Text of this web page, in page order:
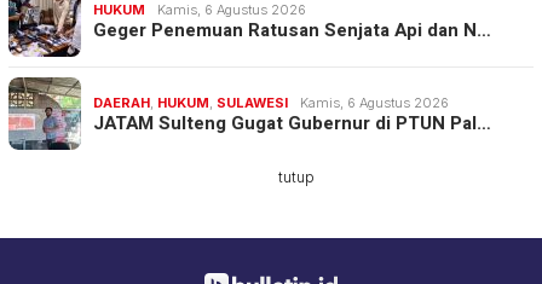
HUKUM Kamis, 6 Agustus 2026
Geger Penemuan Ratusan Senjata Api dan N…
DAERAH, HUKUM, SULAWESI Kamis, 6 Agustus 2026
JATAM Sulteng Gugat Gubernur di PTUN Pal…
tutup